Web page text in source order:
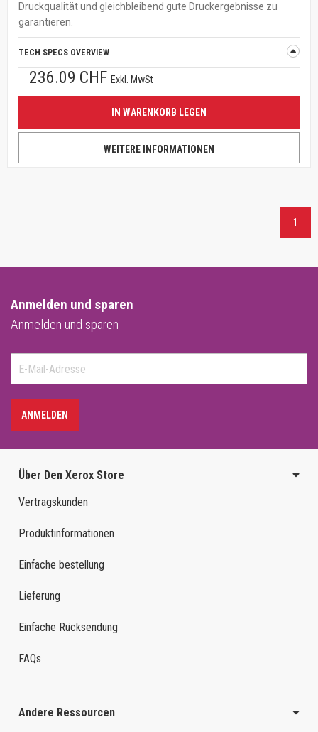
Druckqualität und gleichbleibend gute Druckergebnisse zu
garantieren.
TECH SPECS OVERVIEW
236.09 CHF Exkl. MwSt
IN WARENKORB LEGEN
WEITERE INFORMATIONEN
1
Anmelden und sparen
Anmelden und sparen
ANMELDEN
Über Den Xerox Store
Vertragskunden
Produktinformationen
Einfache bestellung
Lieferung
Einfache Rücksendung
FAQs
Andere Ressourcen